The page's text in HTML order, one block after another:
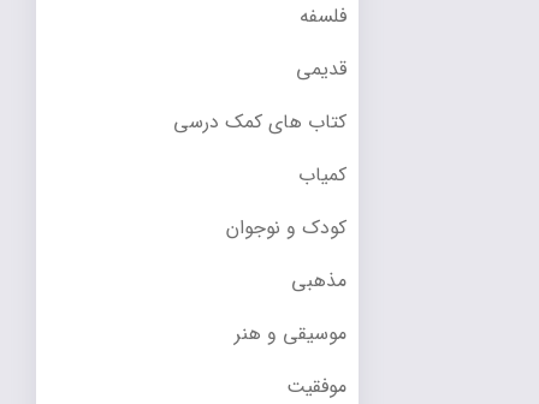
فلسفه
قدیمی
کتاب های کمک درسی
کمیاب
کودک و نوجوان
مذهبی
موسیقی و هنر
موفقیت